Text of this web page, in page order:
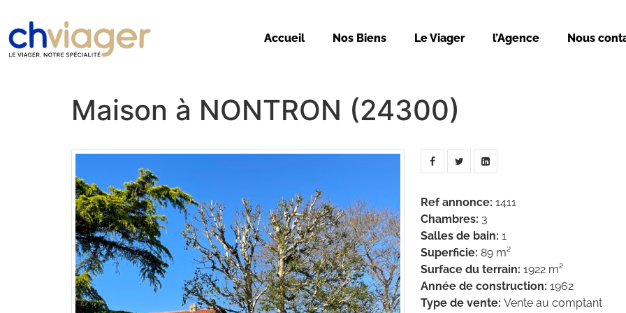
Accueil Nos Biens Le Viager l’Agence Nous
Maison à NONTRON (24300)
Ref annonce: 1411
Chambres: 3
Salles de bain: 1
Superficie: 89 m²
Surface du terrain: 1922 m²
Année de construction: 1962
Type de vente: Vente au comptant